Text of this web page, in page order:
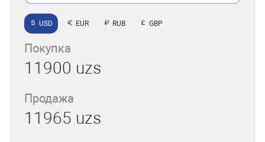
USD EUR RUB GBP
Покупка
11900 uzs
Продажа
11965 uzs